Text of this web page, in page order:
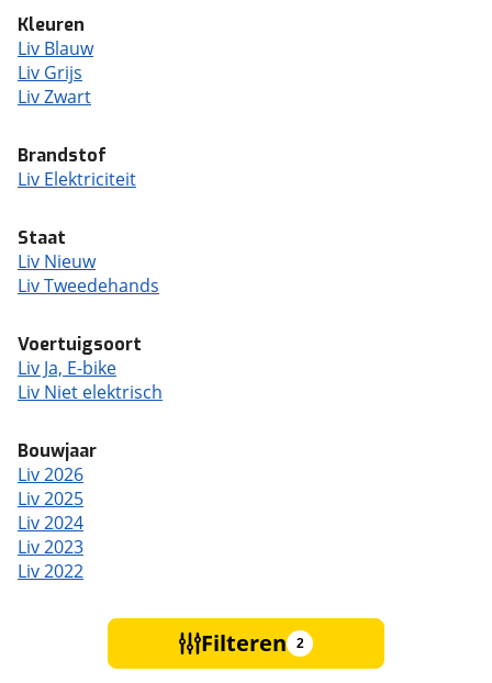
Kleuren
Liv Blauw
Liv Grijs
Liv Zwart
Brandstof
Liv Elektriciteit
Staat
Liv Nieuw
Liv Tweedehands
Voertuigsoort
Liv Ja, E-bike
Liv Niet elektrisch
Bouwjaar
Liv 2026
Liv 2025
Liv 2024
Liv 2023
Liv 2022
Filteren 2